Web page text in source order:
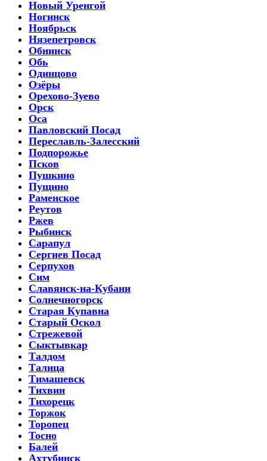
Новый Уренгой
Ногинск
Ноябрьск
Нязепетровск
Обнинск
Обь
Одинцово
Озёры
Орехово-Зуево
Орск
Оса
Павловский Посад
Переславль-Залесский
Подпорожье
Псков
Пушкино
Пущино
Раменское
Реутов
Ржев
Рыбинск
Сарапул
Сергиев Посад
Серпухов
Сим
Славянск-на-Кубани
Солнечногорск
Старая Купавна
Старый Оскол
Стрежевой
Сыктывкар
Талдом
Талица
Тимашевск
Тихвин
Тихорецк
Торжок
Торопец
Тосно
Балей
Ахтубинск